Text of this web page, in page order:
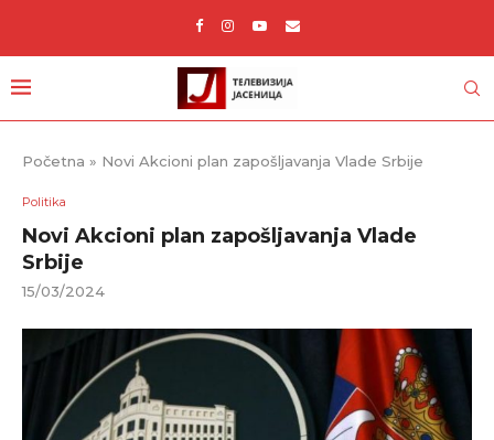
Početna » Novi Akcioni plan zapošljavanja Vlade Srbije
Politika
Novi Akcioni plan zapošljavanja Vlade
Srbije
15/03/2024